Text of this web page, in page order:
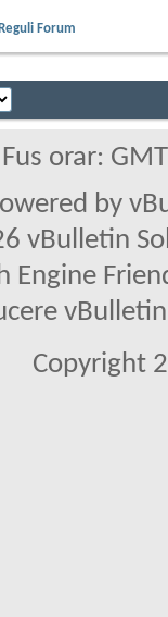
Reguli Forum
Fus orar:
by
vBulletin
Engine
Copyright